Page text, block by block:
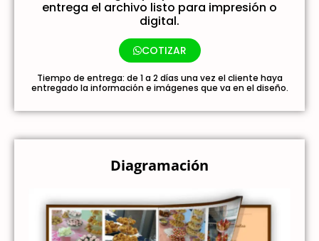
entrega el archivo listo para impresión o
digital.
COTIZAR
Tiempo de entrega: de 1 a 2 días una vez el cliente haya
entregado la información e imágenes que va en el diseño.
Diagramación